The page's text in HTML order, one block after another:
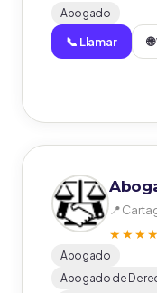
Abogado
📞 Llamar
📍
Abogado
Abogado de